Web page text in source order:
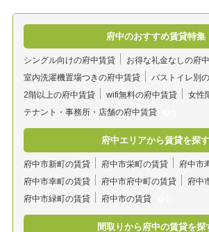
府中のおすすめ賃貸特集
シングル向けの府中賃貸
お得な礼金なしの府
室内洗濯機置場つきの府中賃貸
バストイレ別
2階以上の府中賃貸
wifi無料の府中賃貸
女性
テナント・事務所・店舗の府中賃貸
府中エリアから賃貸を探す
府中市新町の賃貸 府中市栄町の賃貸
府中市
府中市幸町の賃貸
府中市府中町の賃貸
府中
府中市緑町の賃貸
府中市の賃貸
間取りから府中の賃貸を探